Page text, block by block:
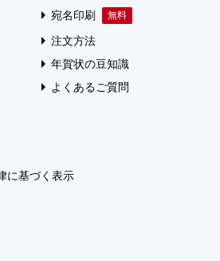
宛名印刷
注文方法
年賀状の豆知識
よくあるご質問
に基づく表示